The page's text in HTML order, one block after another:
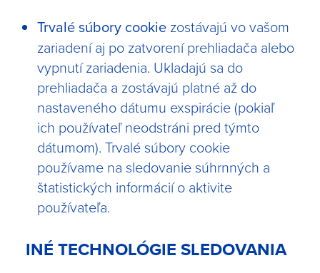
Trvalé súbory cookie zostávajú vo vašom
zariadení aj po zatvorení prehliadača alebo
vypnutí zariadenia. Ukladajú sa do
prehliadača a zostávajú platné až do
nastaveného dátumu exspirácie (pokiaľ
ich používateľ neodstráni pred týmto
dátumom). Trvalé súbory cookie
používame na sledovanie súhrnných a
štatistických informácií o aktivite
používateľa.
INÉ TECHNOLÓGIE SLEDOVANIA